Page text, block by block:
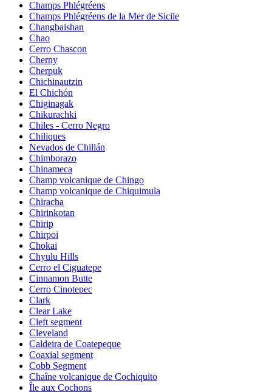
Champs Phlégréens
Champs Phlégréens de la Mer de Sicile
Changbaishan
Chao
Cerro Chascon
Cherny
Cherpuk
Chichinautzin
El Chichón
Chiginagak
Chikurachki
Chiles - Cerro Negro
Chiliques
Nevados de Chillán
Chimborazo
Chinameca
Champ volcanique de Chingo
Champ volcanique de Chiquimula
Chiracha
Chirinkotan
Chirip
Chirpoi
Chokai
Chyulu Hills
Cerro el Ciguatepe
Cinnamon Butte
Cerro Cinotepec
Clark
Clear Lake
Cleft segment
Cleveland
Caldeira de Coatepeque
Coaxial segment
Cobb Segment
Chaîne volcanique de Cochiquito
Île aux Cochons